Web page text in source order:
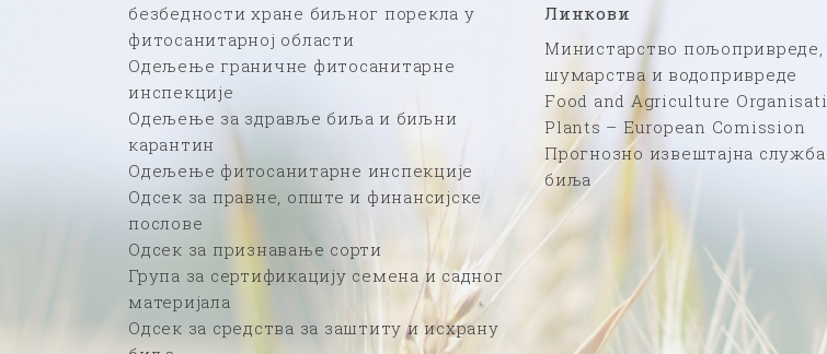
безбедности хране биљног порекла у
фитосанитарној области
Одељење граничне фитосанитарне
инспекције
Одељење за здравље биља и биљни
карантин
Одељење фитосанитарне инспекције
Одсек за правне, опште и финансијске
послове
Одсек за признавање сорти
Група за сертификацију семена и садног
материјала
Одсек за средства за заштиту и исхрану
Линкови
Министарство пољопривреде,
шумарства и водопривреде
Food and Agriculture
Plants – European Comission
Прогнозно извештајна
биља